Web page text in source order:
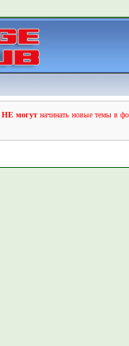
НЕ могутначинать новые темы в